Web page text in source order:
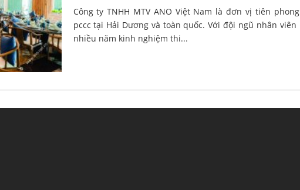
Công ty TNHH MTV ANO Việt Nam là đơn vị tiên
pccc tại Hải Dương và toàn quốc. Với đội ngũ nhân viên
nhiều năm kinh nghiệm thi...